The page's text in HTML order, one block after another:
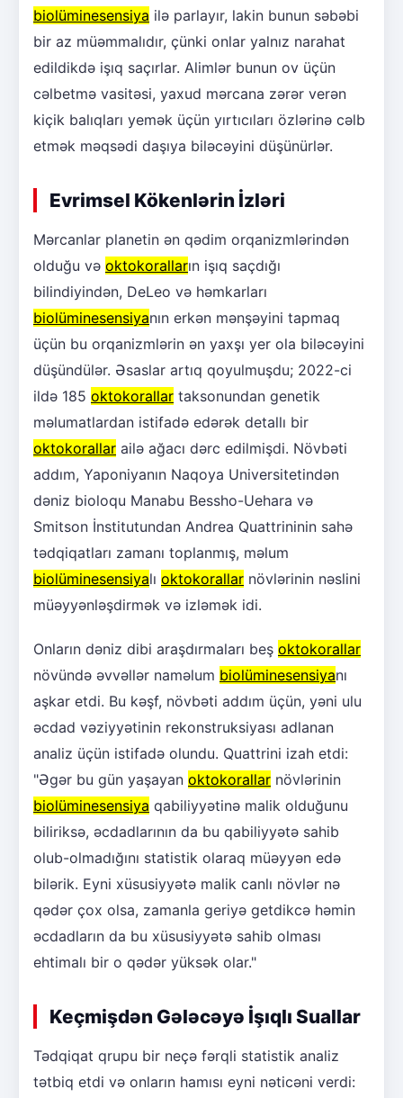
biolüminesensiya ilə parlayır, lakin bunun səbəbi
bir az müəmmalıdır, çünki onlar yalnız narahat
edildikdə işıq saçırlar. Alimlər bunun ov üçün
cəlbetmə vasitəsi, yaxud mərcana zərər verən
kiçik balıqları yemək üçün yırtıcıları özlərinə cəlb
etmək məqsədi daşıya biləcəyini düşünürlər.
Evrimsel Kökenlərin İzləri
Mərcanlar planetin ən qədim orqanizmlərindən
olduğu və oktokoralların işıq saçdığı
bilindiyindən, DeLeo və həmkarları
biolüminesensiyanın erkən mənşəyini tapmaq
üçün bu orqanizmlərin ən yaxşı yer ola biləcəyini
düşündülər. Əsaslar artıq qoyulmuşdu; 2022-ci
ildə 185 oktokorallar taksonundan genetik
məlumatlardan istifadə edərək detallı bir
oktokorallar ailə ağacı dərc edilmişdi. Növbəti
addım, Yaponiyanın Naqoya Universitetindən
dəniz bioloqu Manabu Bessho-Uehara və
Smitson İnstitutundan Andrea Quattrininin sahə
tədqiqatları zamanı toplanmış, məlum
biolüminesensiyalı oktokorallar növlərinin nəslini
müəyyənləşdirmək və izləmək idi.
Onların dəniz dibi araşdırmaları beş oktokorallar
növündə əvvəllər naməlum biolüminesensiyanı
aşkar etdi. Bu kəşf, növbəti addım üçün, yəni ulu
əcdad vəziyyətinin rekonstruksiyası adlanan
analiz üçün istifadə olundu. Quattrini izah etdi:
"Əgər bu gün yaşayan oktokorallar növlərinin
biolüminesensiya qabiliyyətinə malik olduğunu
biliriksə, əcdadlarının da bu qabiliyyətə sahib
olub-olmadığını statistik olaraq müəyyən edə
bilərik. Eyni xüsusiyyətə malik canlı növlər nə
qədər çox olsa, zamanla geriyə getdikcə həmin
əcdadların da bu xüsusiyyətə sahib olması
ehtimalı bir o qədər yüksək olar."
Keçmişdən Gələcəyə İşıqlı Suallar
Tədqiqat qrupu bir neçə fərqli statistik analiz
tətbiq etdi və onların hamısı eyni nəticəni verdi: